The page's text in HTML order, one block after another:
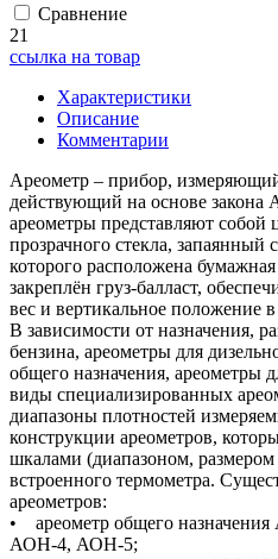
Сравнение
21
ссылка на товар
Характеристики
Описание
Комментарии
Ареометр – прибор,
действующий на основе закона
ареометры представляют собой
прозрачного стекла, запаянный
которого расположена
закреплён груз-балласт,
вес и вертикальное положение
В зависимости от назначения,
бензина, ареометры для
общего назначения, ареометры
виды специализированных
диапазоны плотностей
конструкции ареометров,
шкалами (диапазоном,
встроенного термометра.
ареометров:
• ареометр общего
АОН-4, АОН-5;